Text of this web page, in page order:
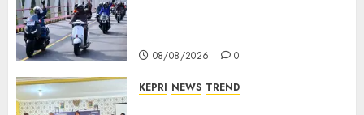
08/08/2026 0
KEPRI NEWS TREND